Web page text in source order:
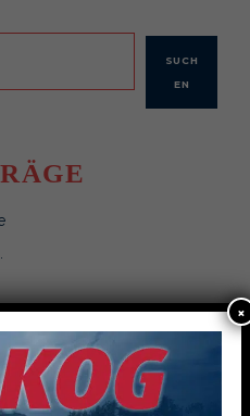
SUCH
EN
für den Landtag!
×